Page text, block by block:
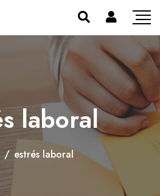
laboral
/ estrés laboral